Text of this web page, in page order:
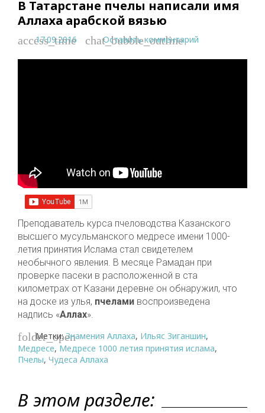
В Татарстане пчелы написали имя
Аллаха арабской вязью
access_time
17.09.2016 chat_bubble_outline
Оставить комментарий
Преподаватель курса пчеловодства Казанского
высшего мусульманского медресе имени 1000-
летия принятия Ислама стал свидетелем
необычного явления. В месяце Рамадан при
проверке пасеки в расположенной в ста
километрах от Казани деревне он обнаружил, что
на доске из улья, пчелами воспроизведена
надпись «Аллах».
folder_open
Метки:Знамения Аллаха, Ильяс Зиганшин,
Медресе, Медресе 1000 летия принятия ислама,
Пчелы, Чудеса Аллаха
В этом разделе: